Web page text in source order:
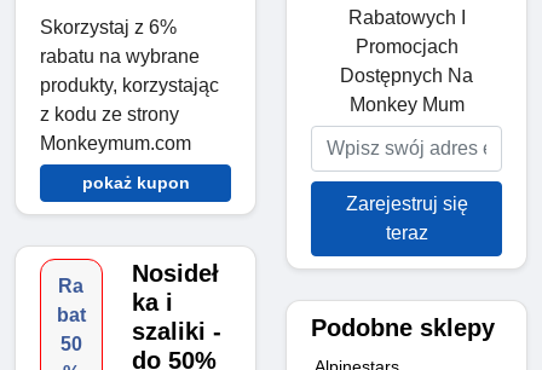
Skorzystaj z 6%
rabatu na wybrane
produkty, korzystając
z kodu ze strony
Monkeymum.com
pokaż kupon
Ra
bat
50
Nosideł
ka i
szaliki -
do 50%
Rabatowych I
Promocjach
Dostępnych Na
Monkey Mum
Zarejestruj się
teraz
Podobne sklepy